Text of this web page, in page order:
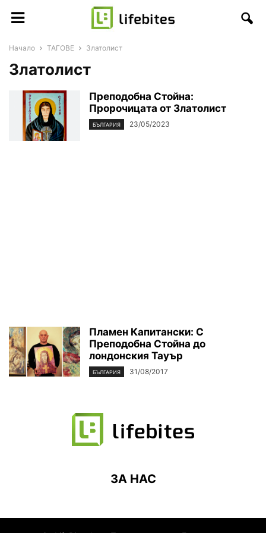
Начало ТАГОВЕ Златолист
Златолист
Преподобна Стойна:
Пророчицата от Златолист
БЪЛГАРИЯ 23/05/2023
Пламен Капитански: С
Преподобна Стойна до
лондонския Тауър
БЪЛГАРИЯ 31/08/2017
ЗА НАС